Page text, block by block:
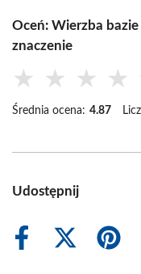
Oceń: Wierzba
znaczenie
★ ★ ★ ★
Średnia ocena: 4.87
Udostępnij
Share
Share
Share